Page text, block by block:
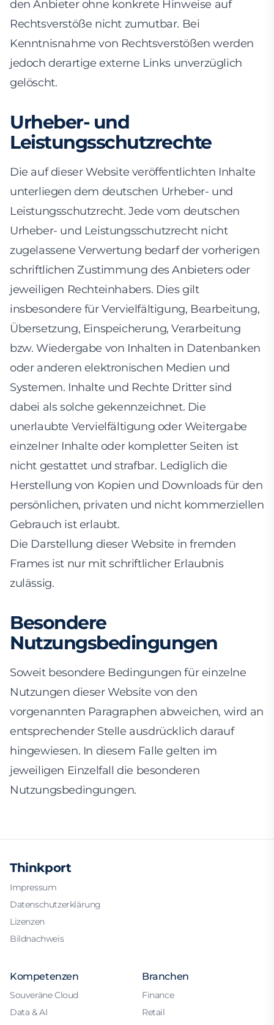
den Anbieter ohne konkrete Hinweise auf
Rechtsverstöße nicht zumutbar. Bei
Kenntnisnahme von Rechtsverstößen werden
jedoch derartige externe Links unverzüglich
gelöscht.
Urheber- und
Leistungsschutzrechte
Die auf dieser Website veröffentlichten Inhalte
unterliegen dem deutschen Urheber- und
Leistungsschutzrecht. Jede vom deutschen
Urheber- und Leistungsschutzrecht nicht
zugelassene Verwertung bedarf der vorherigen
schriftlichen Zustimmung des Anbieters oder
jeweiligen Rechteinhabers. Dies gilt
insbesondere für Vervielfältigung, Bearbeitung,
Übersetzung, Einspeicherung, Verarbeitung
bzw. Wiedergabe von Inhalten in Datenbanken
oder anderen elektronischen Medien und
Systemen. Inhalte und Rechte Dritter sind
dabei als solche gekennzeichnet. Die
unerlaubte Vervielfältigung oder Weitergabe
einzelner Inhalte oder kompletter Seiten ist
nicht gestattet und strafbar. Lediglich die
Herstellung von Kopien und Downloads für den
persönlichen, privaten und nicht kommerziellen
Gebrauch ist erlaubt.
Die Darstellung dieser Website in fremden
Frames ist nur mit schriftlicher Erlaubnis
zulässig.
Besondere
Nutzungsbedingungen
Soweit besondere Bedingungen für einzelne
Nutzungen dieser Website von den
vorgenannten Paragraphen abweichen, wird an
entsprechender Stelle ausdrücklich darauf
hingewiesen. In diesem Falle gelten im
jeweiligen Einzelfall die besonderen
Nutzungsbedingungen.
Thinkport
Impressum
Datenschutzerklärung
Lizenzen
Bildnachweis
Kompetenzen
Souveräne Cloud
Data & AI
Branchen
Finance
Retail